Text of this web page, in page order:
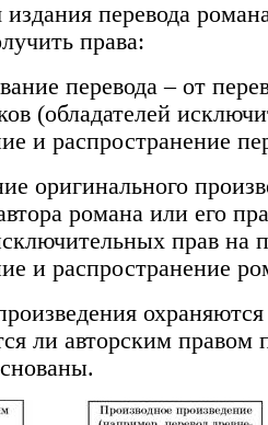
перевода
права:
перевода – от
(обладателей
и распространение
оригинального
романа или его
прав на
и распространение
ли авторским правом